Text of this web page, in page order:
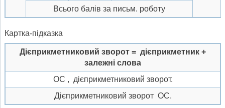
Всього балів за письм. роботу
Картка-підказка
Дієприкметниковий зворот = дієприкметник +
залежні слова
ОС , дієприкметниковий зворот.
Дієприкметниковий зворот ОС.